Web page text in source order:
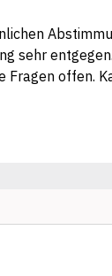
sehr
Fragen offen.